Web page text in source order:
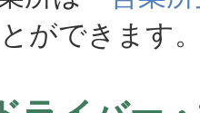
ができます